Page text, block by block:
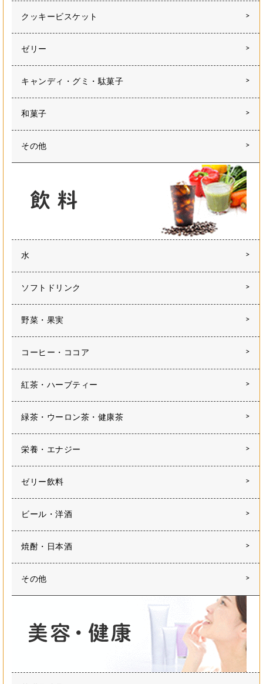
クッキービスケット
ゼリー
キャンディ・グミ・駄菓子
和菓子
その他
水
ソフトドリンク
野菜・果実
コーヒー・ココア
紅茶・ハーブティー
緑茶・ウーロン茶・健康茶
栄養・エナジー
ゼリー飲料
ビール・洋酒
焼酎・日本酒
その他